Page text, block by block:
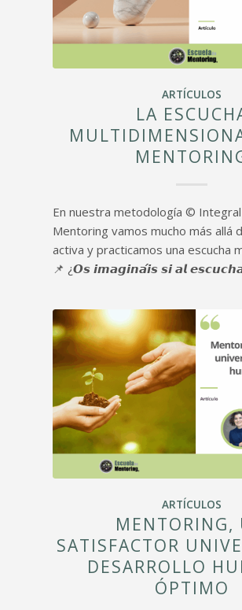
ARTÍCULOS
LA
En nuestra metodología ©
Mentoring vamos mucho más allá
activa y practicamos una escucha
📌 ¿𝙊𝙨 𝙞𝙢𝙖𝙜𝙞𝙣𝙖́𝙞𝙨 𝙨𝙞 𝙖𝙡
ARTÍCULOS
MENTORING,
SATISFACTOR
DESARROLLO
ÓPTIMO